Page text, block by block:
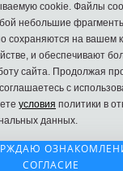
cookie. Файлы
небольшие
сохраняются на вашем
и обеспечивают
сайта. Продолжая
с
условия политики в
данных.
СОГЛАСИЕ